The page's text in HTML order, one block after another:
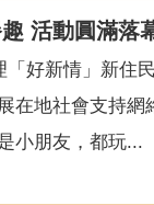
活動圓滿落
好新情」新住
在地社會支持
小朋友，都玩...